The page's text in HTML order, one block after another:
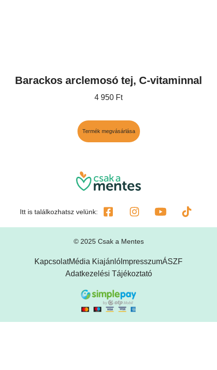
Barackos arclemosó tej, C-vitaminnal
4 950 Ft
Termék megvásárlása
Itt is találkozhatsz velünk:
© 2025 Csak a Mentes
KapcsolatMédia Kiajánló ImpresszumÁSZF
Adatkezelési Tájékoztató